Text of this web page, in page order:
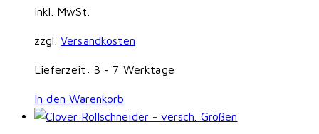
inkl. MwSt.
zzgl. Versandkosten
Lieferzeit: 3 - 7 Werktage
In den Warenkorb